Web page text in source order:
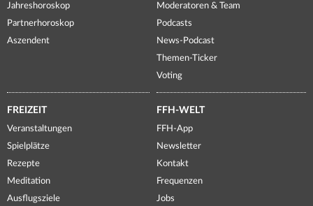
Jahreshoroskop
Partnerhoroskop
Aszendent
Moderatoren & Team
Podcasts
News-Podcast
Themen-Ticker
Voting
FREIZEIT
Veranstaltungen
Spielplätze
Rezepte
Meditation
Ausflugsziele
FFH-WELT
FFH-App
Newsletter
Kontakt
Frequenzen
Jobs